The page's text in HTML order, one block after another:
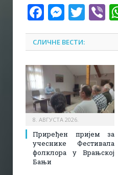
Facebook
СЛИЧНЕ ВЕСТИ:
8. АВГУСТА 2026.
Приређен пријем за
учеснике Фестивала
фолклора у Врањској
Бањи